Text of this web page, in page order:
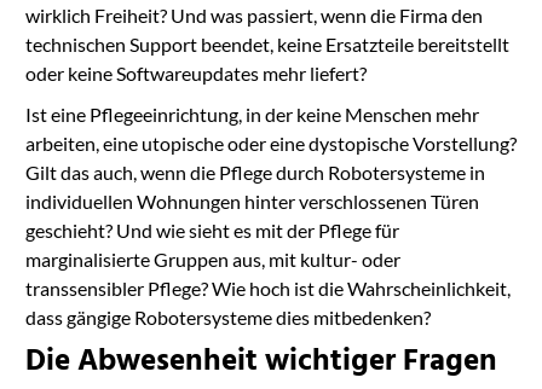
wirklich Freiheit? Und was passiert, wenn die Firma den
technischen Support beendet, keine Ersatzteile bereitstellt
oder keine Softwareupdates mehr liefert?
Ist eine Pflegeeinrichtung, in der keine Menschen mehr
arbeiten, eine utopische oder eine dystopische Vorstellung?
Gilt das auch, wenn die Pflege durch Robotersysteme in
individuellen Wohnungen hinter verschlossenen Türen
geschieht? Und wie sieht es mit der Pflege für
marginalisierte Gruppen aus, mit kultur- oder
transsensibler Pflege? Wie hoch ist die Wahrscheinlichkeit,
dass gängige Robotersysteme dies mitbedenken?
Die Abwesenheit wichtiger Fragen